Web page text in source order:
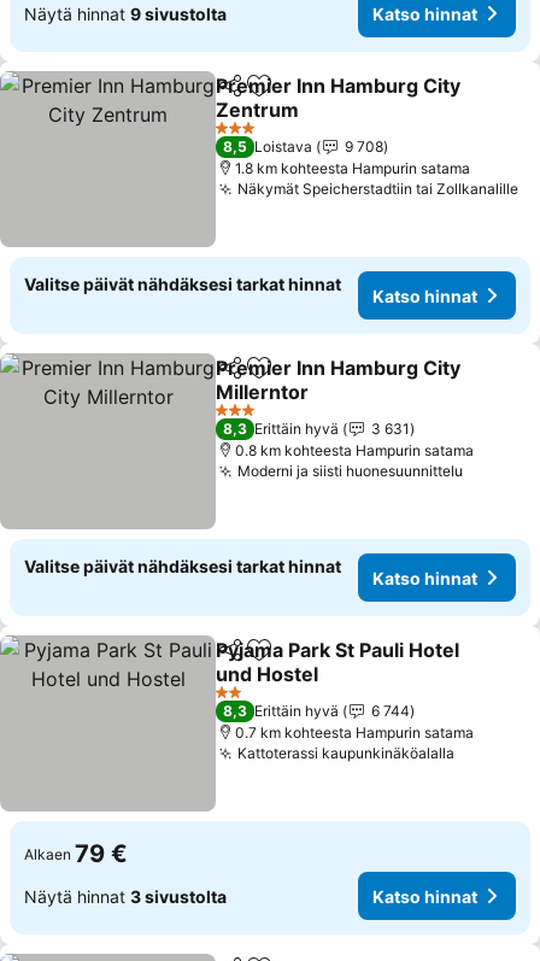
Näytä hinnat 9 sivustolta Katso hinnat
Jaa Lisää suosikkeihin
Premier Inn Hamburg City
Zentrum
Katso hinnat
3 Tähtiluokitus
8,5 Loistava
9 708
1.8 km kohteesta Hampurin satama
Näkymät Speicherstadtiin tai Zollkanalille
Valitse päivät nähdäksesi tarkat hinnat
Katso hinnat
Jaa Lisää suosikkeihin
Premier Inn Hamburg City
Millerntor
Katso hinnat
3 Tähtiluokitus
8,3 Erittäin hyvä
3 631
0.8 km kohteesta Hampurin satama
Moderni ja siisti huonesuunnittelu
Valitse päivät nähdäksesi tarkat hinnat
Katso hinnat
Jaa Lisää suosikkeihin
Pyjama Park St Pauli Hotel
und Hostel
Katso hinnat
2 Tähtiluokitus
8,3 Erittäin hyvä
6 744
0.7 km kohteesta Hampurin satama
Kattoterassi kaupunkinäköalalla
Alkaen 79 €
Näytä hinnat 3 sivustolta Katso hinnat